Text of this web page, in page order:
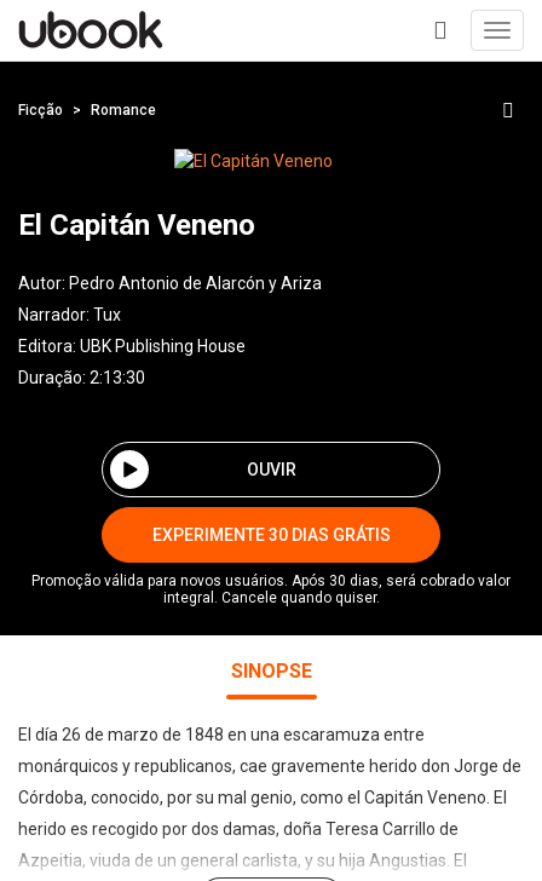
+
Ficção Romance
El Capitán Veneno
Autor: Pedro Antonio de Alarcón y Ariza
Narrador: Tux
Editora: UBK Publishing House
Duração: 2:13:30
OUVIR
EXPERIMENTE 30 DIAS GRÁTIS
Promoção válida para novos usuários. Após 30 dias, será cobrado valor
integral. Cancele quando quiser.
SINOPSE
El día 26 de marzo de 1848 en una escaramuza entre
monárquicos y republicanos, cae gravemente herido don Jorge de
Córdoba, conocido, por su mal genio, como el Capitán Veneno. El
herido es recogido por dos damas, doña Teresa Carrillo de
Azpeitia, viuda de un general carlista, y su hija Angustias. El